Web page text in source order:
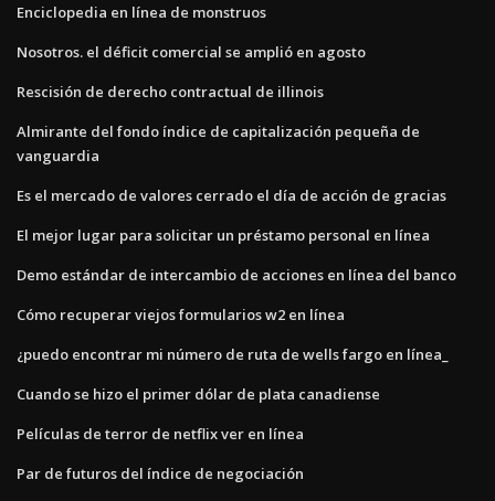
Enciclopedia en línea de monstruos
Nosotros. el déficit comercial se amplió en agosto
Rescisión de derecho contractual de illinois
Almirante del fondo índice de capitalización pequeña de
vanguardia
Es el mercado de valores cerrado el día de acción de gracias
El mejor lugar para solicitar un préstamo personal en línea
Demo estándar de intercambio de acciones en línea del banco
Cómo recuperar viejos formularios w2 en línea
¿puedo encontrar mi número de ruta de wells fargo en línea_
Cuando se hizo el primer dólar de plata canadiense
Películas de terror de netflix ver en línea
Par de futuros del índice de negociación